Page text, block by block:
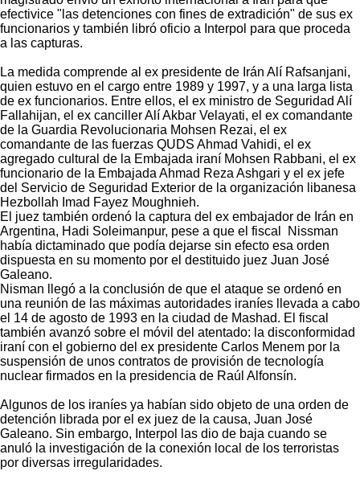
efectivice "las detenciones con fines de extradición" de sus ex
funcionarios y también libró oficio a Interpol para que proceda
a las capturas.
La medida comprende al ex presidente de Irán Alí Rafsanjani,
quien estuvo en el cargo entre 1989 y 1997, y a una larga lista
de ex funcionarios. Entre ellos, el ex ministro de Seguridad Alí
Fallahijan, el ex canciller Alí Akbar Velayati, el ex comandante
de la Guardia Revolucionaria Mohsen Rezai, el ex
comandante de las fuerzas QUDS Ahmad Vahidi, el ex
agregado cultural de la Embajada iraní Mohsen Rabbani, el ex
funcionario de la Embajada Ahmad Reza Ashgari y el ex jefe
del Servicio de Seguridad Exterior de la organización libanesa
Hezbollah Imad Fayez Moughnieh.
El juez también ordenó la captura del ex embajador de Irán en
Argentina, Hadi Soleimanpur, pese a que el fiscal Nissman
había dictaminado que podía dejarse sin efecto esa orden
dispuesta en su momento por el destituido juez Juan José
Galeano.
Nisman llegó a la conclusión de que el ataque se ordenó en
una reunión de las máximas autoridades iraníes llevada a cabo
el 14 de agosto de 1993 en la ciudad de Mashad. El fiscal
también avanzó sobre el móvil del atentado: la disconformidad
iraní con el gobierno del ex presidente Carlos Menem por la
suspensión de unos contratos de provisión de tecnología
nuclear firmados en la presidencia de Raúl Alfonsín.
Algunos de los iraníes ya habían sido objeto de una orden de
detención librada por el ex juez de la causa, Juan José
Galeano. Sin embargo, Interpol las dio de baja cuando se
anuló la investigación de la conexión local de los terroristas
por diversas irregularidades.